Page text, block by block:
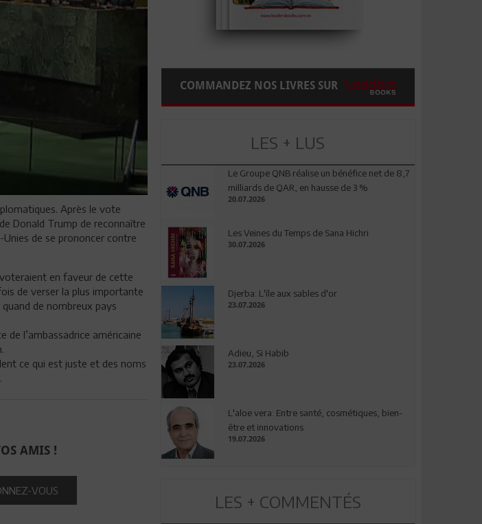
Après le vote
Donald Trump de reconnaître
Unies de se prononcer contre
voteraient en faveur de cette
de verser la plus importante
de nombreux pays
l’ambassadrice américaine
ce qui est juste et des noms
AMIS !
VOUS
COMMANDEZ NOS LIVRES SUR
LES + LUS
Le Groupe QNB réalise un bénéfice net de 8,7
milliards de QAR, en hausse de 3 %
20.07.2026
Les Veines du Temps de Sana Hichri
30.07.2026
Djerba: L'île aux sables d'or
23.07.2026
Adieu, Si Habib
23.07.2026
L'aloe vera: Entre santé, cosmétiques, bien-
être et innovations
19.07.2026
LES + COMMENTÉS